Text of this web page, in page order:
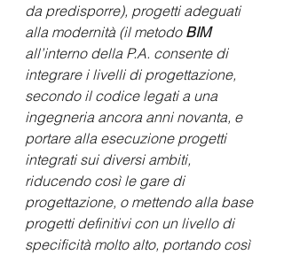
da predisporre), progetti adeguati
alla modernità (il metodo BIM
all’interno della P.A. consente di
integrare i livelli di progettazione,
secondo il codice legati a una
ingegneria ancora anni novanta, e
portare alla esecuzione progetti
integrati sui diversi ambiti,
riducendo così le gare di
progettazione, o mettendo alla base
progetti definitivi con un livello di
specificità molto alto, portando così